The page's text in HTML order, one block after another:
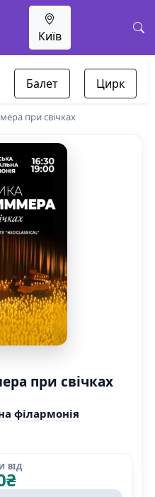
Київ
Балет Цирк
при свічках
при свічках
філармонія
ВІД
₴